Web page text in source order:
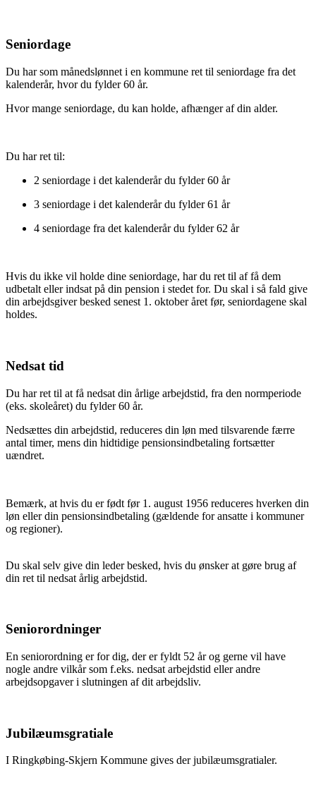
Seniordage
Du har som månedslønnet i en kommune ret til seniordage fra det
kalenderår, hvor du fylder 60 år.
Hvor mange seniordage, du kan holde, afhænger af din alder.
Du har ret til:
2 seniordage i det kalenderår du fylder 60 år
3 seniordage i det kalenderår du fylder 61 år
4 seniordage fra det kalenderår du fylder 62 år
Hvis du ikke vil holde dine seniordage, har du ret til af få dem
udbetalt eller indsat på din pension i stedet for. Du skal i så fald give
din arbejdsgiver besked senest 1. oktober året før, seniordagene skal
holdes.
Nedsat tid
Du har ret til at få nedsat din årlige arbejdstid, fra den normperiode
(eks. skoleåret) du fylder 60 år.
Nedsættes din arbejdstid, reduceres din løn med tilsvarende færre
antal timer, mens din hidtidige pensionsindbetaling fortsætter
uændret.
Bemærk, at hvis du er født før 1. august 1956 reduceres hverken din
løn eller din pensionsindbetaling (gældende for ansatte i kommuner
og regioner).
Du skal selv give din leder besked, hvis du ønsker at gøre brug af
din ret til nedsat årlig arbejdstid.
Seniorordninger
En seniorordning er for dig, der er fyldt 52 år og gerne vil have
nogle andre vilkår som f.eks. nedsat arbejdstid eller andre
arbejdsopgaver i slutningen af dit arbejdsliv.
Jubilæumsgratiale
I Ringkøbing-Skjern Kommune gives der jubilæumsgratialer.